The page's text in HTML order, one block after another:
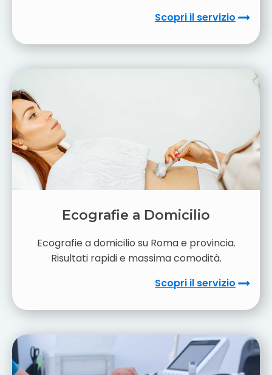
Scopri il servizio
Ecografie a Domicilio
Ecografie a domicilio su Roma e provincia.
Risultati rapidi e massima comodità.
Scopri il servizio